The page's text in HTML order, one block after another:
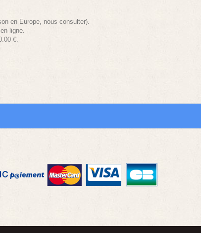
en Europe, nous consulter).
ligne.
€.